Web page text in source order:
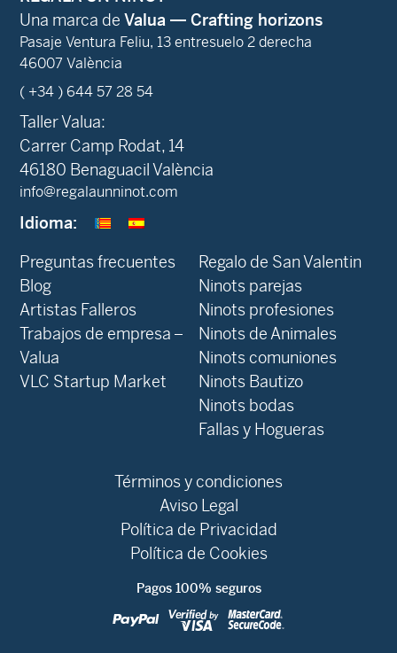
Una marca de Valua — Crafting horizons
Pasaje Ventura Feliu, 13 entresuelo 2 derecha
46007 València
( +34 ) 644 57 28 54
Taller Valua:
Carrer Camp Rodat, 14
46180 Benaguacil València
info@regalaunninot.com
Idioma:
Preguntas frecuentes
Blog
Artistas Falleros
Trabajos de empresa –
Valua
VLC Startup Market
Regalo de San Valentin
Ninots parejas
Ninots profesiones
Ninots de Animales
Ninots comuniones
Ninots Bautizo
Ninots bodas
Fallas y Hogueras
Términos y condiciones
Aviso Legal
Política de Privacidad
Política de Cookies
Pagos 100% seguros